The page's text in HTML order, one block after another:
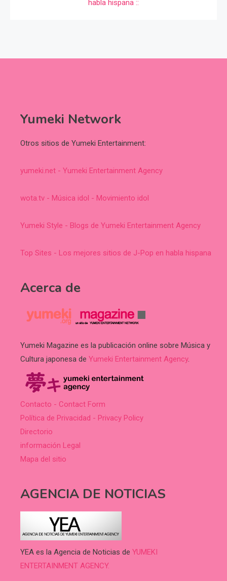
Yumeki Network
Otros sitios de Yumeki Entertainment:
yumeki.net - Yumeki Entertainment Agency
wota.tv - Música idol - Movimiento idol
Yumeki Style - Blogs de Yumeki Entertainment Agency
Top Sites - Los mejores sitios de J-Pop en habla hispana
Acerca de
Yumeki Magazine es la publicación online sobre Música y
Cultura japonesa de Yumeki Entertainment Agency.
Contacto - Contact Form
Política de Privacidad - Privacy Policy
Directorio
información Legal
Mapa del sitio
AGENCIA DE NOTICIAS
YEA es la Agencia de Noticias de YUMEKI
ENTERTAINMENT AGENCY.